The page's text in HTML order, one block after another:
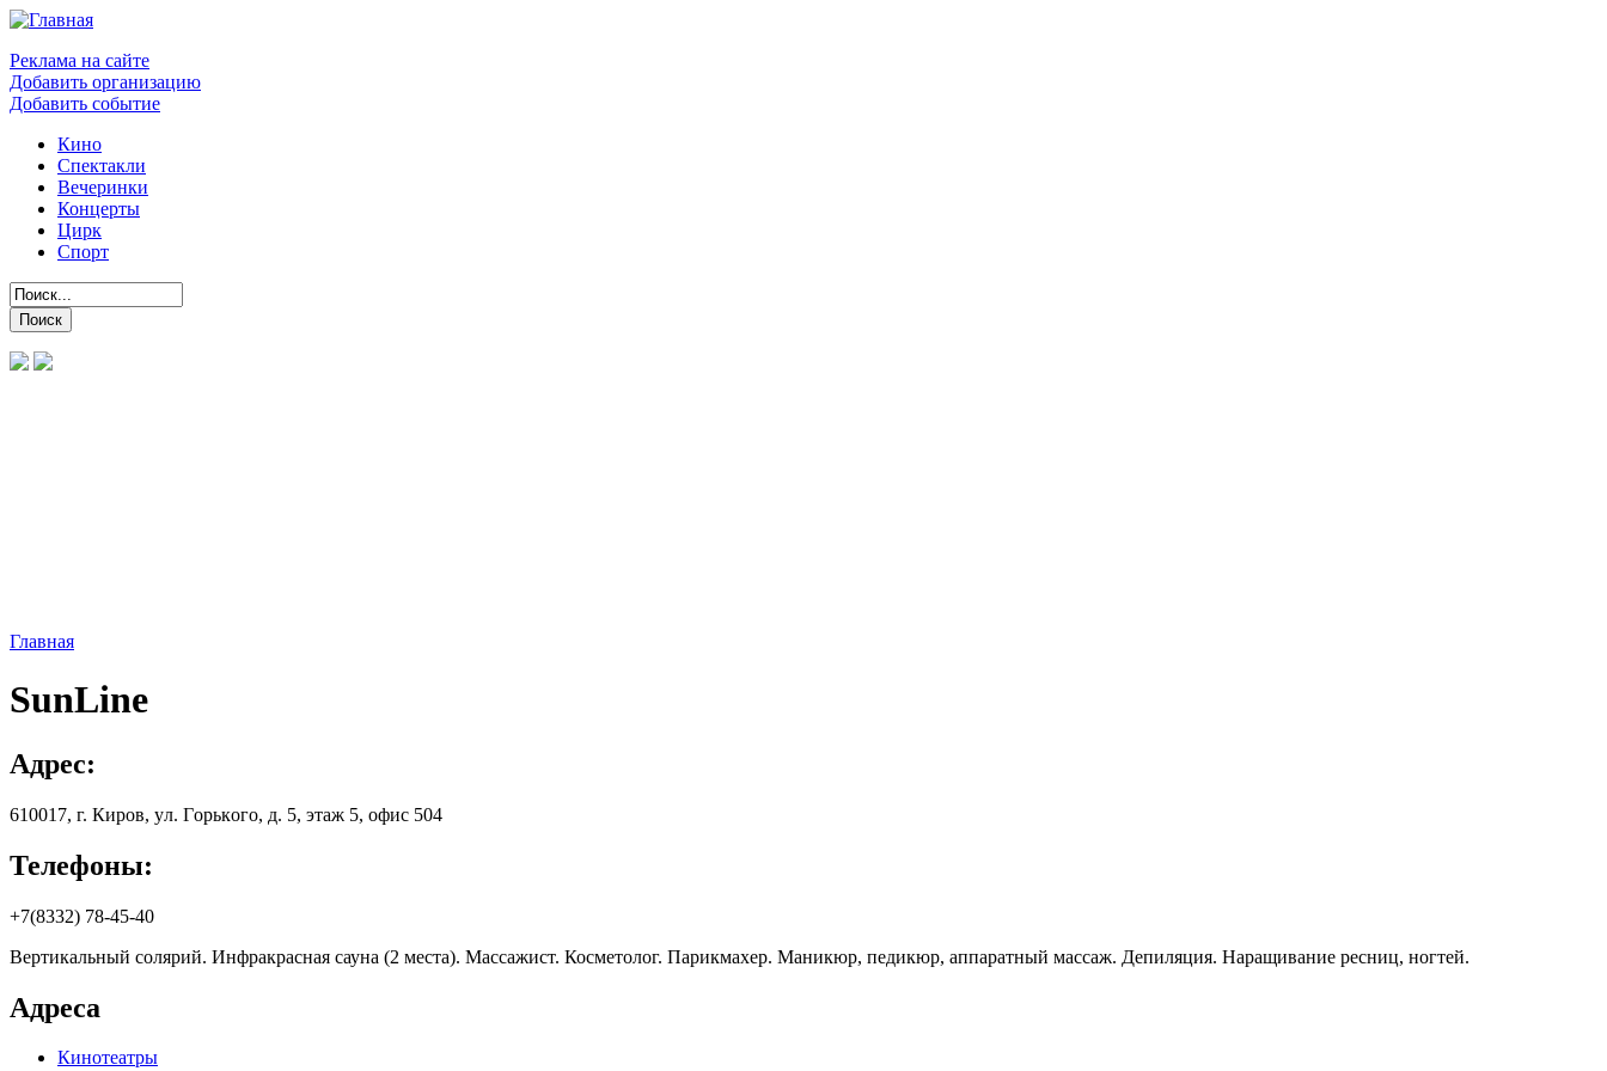
Реклама на сайте
Добавить организацию
Добавить событие
Кино
Спектакли
Вечеринки
Концерты
Цирк
Спорт
Главная
SunLine
Адрес:
610017, г. Киров, yл. Гoрькoгo, д. 5, этаж 5, офис 504
Телефоны:
+7(8332) 78-45-40
Вертикальный солярий. Инфракрасная сауна (2 места). Массажист. Косметолог. Парикмахер. Маникюр, педикюр, аппаратный массаж. Депиляция. Наращивание ресниц, ногтей.
Адреса
Кинотеатры